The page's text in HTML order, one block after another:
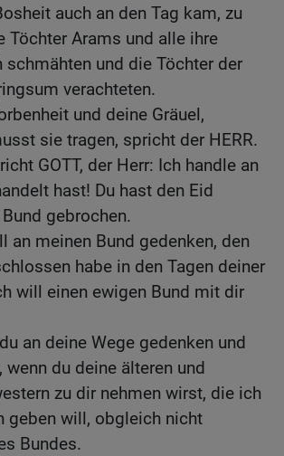
auch an den Tag kam, zu
Töchter Arams und alle ihre
schmähten und die Töchter der
verachteten.
und deine Gräuel,
sie tragen, spricht der HERR.
GOTT, der Herr: Ich handle an
hast! Du hast den Eid
gebrochen.
an meinen Bund gedenken, den
habe in den Tagen deiner
will einen ewigen Bund mit dir
an deine Wege gedenken und
wenn du deine älteren und
zu dir nehmen wirst, die ich
geben will, obgleich nicht
Bundes.